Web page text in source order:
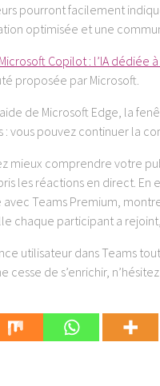
pourront facilement
optimisée et une
Microsoft Copilot : l’IA dédiée
proposée par Microsoft.
de Microsoft Edge, la
vous pouvez continuer la
comprendre votre
les réactions en direct.
Teams Premium,
chaque participant a
utilisateur dans Teams
de s’enrichir,